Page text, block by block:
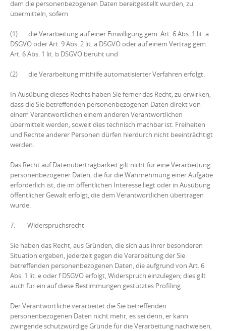
dem die personenbezogenen Daten bereitgestellt wurden, zu
übermitteln, sofern
(1) die Verarbeitung auf einer Einwilligung gem. Art. 6 Abs. 1 lit. a
DSGVO oder Art. 9 Abs. 2 lit. a DSGVO oder auf einem Vertrag gem.
Art. 6 Abs. 1 lit. b DSGVO beruht und
(2) die Verarbeitung mithilfe automatisierter Verfahren erfolgt.
In Ausübung dieses Rechts haben Sie ferner das Recht, zu erwirken,
dass die Sie betreffenden personenbezogenen Daten direkt von
einem Verantwortlichen einem anderen Verantwortlichen
übermittelt werden, soweit dies technisch machbar ist. Freiheiten
und Rechte anderer Personen dürfen hierdurch nicht beeinträchtigt
werden.
Das Recht auf Datenübertragbarkeit gilt nicht für eine Verarbeitung
personenbezogener Daten, die für die Wahrnehmung einer Aufgabe
erforderlich ist, die im öffentlichen Interesse liegt oder in Ausübung
öffentlicher Gewalt erfolgt, die dem Verantwortlichen übertragen
wurde.
7. Widerspruchsrecht
Sie haben das Recht, aus Gründen, die sich aus ihrer besonderen
Situation ergeben, jederzeit gegen die Verarbeitung der Sie
betreffenden personenbezogenen Daten, die aufgrund von Art. 6
Abs. 1 lit. e oder f DSGVO erfolgt, Widerspruch einzulegen; dies gilt
auch für ein auf diese Bestimmungen gestütztes Profiling.
Der Verantwortliche verarbeitet die Sie betreffenden
personenbezogenen Daten nicht mehr, es sei denn, er kann
zwingende schutzwürdige Gründe für die Verarbeitung nachweisen,